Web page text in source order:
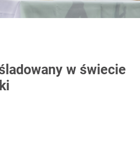
w świecie